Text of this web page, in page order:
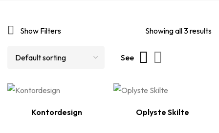
Show Filters Showing all 3 results
See
Kontordesign Oplyste Skilte